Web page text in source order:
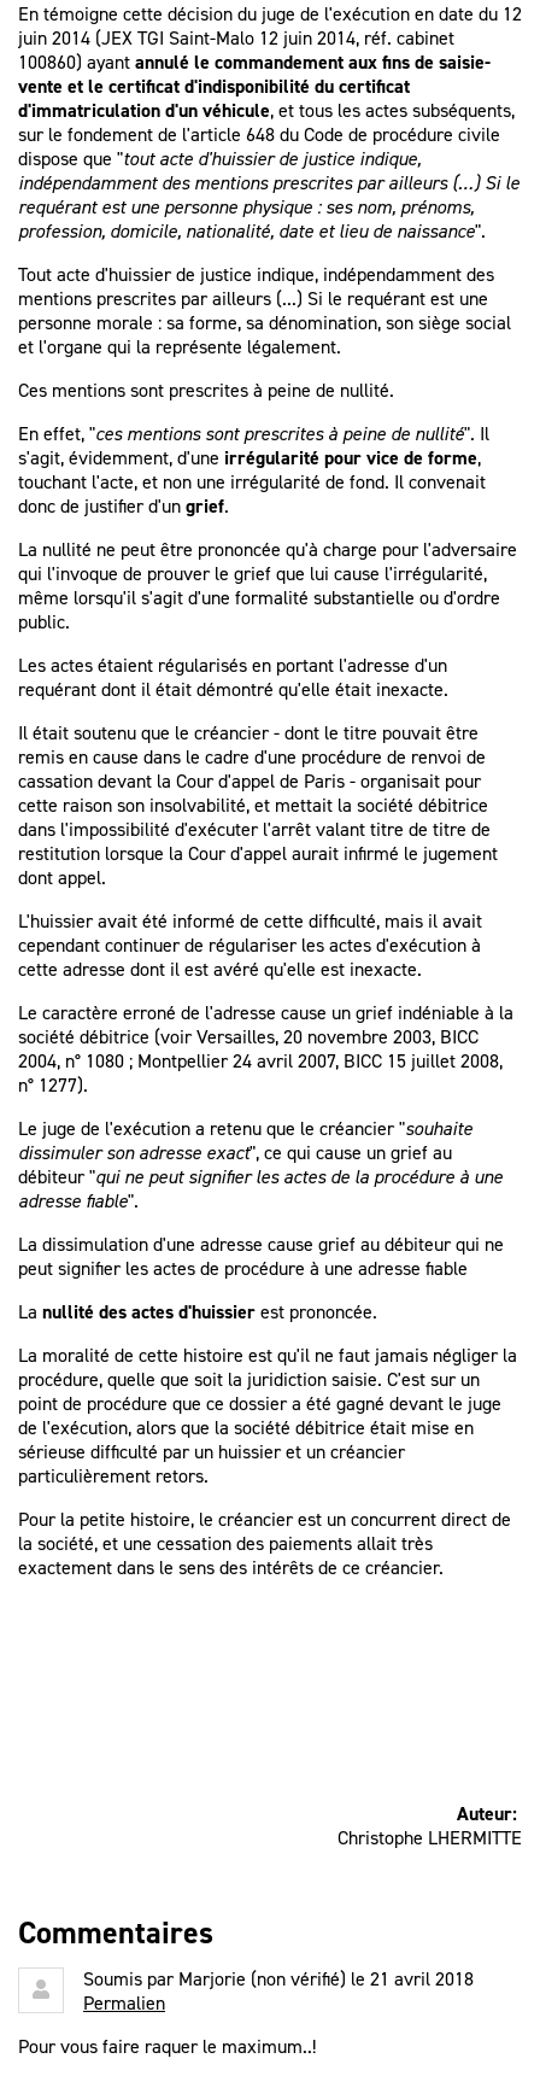
En témoigne cette décision du juge de l'exécution en date du 12
juin 2014 (JEX TGI Saint-Malo 12 juin 2014, réf. cabinet
100860) ayantannulé le commandement aux fins de saisie-
vente et le certificat d'indisponibilité du certificat
d'immatriculation d'un véhicule, et tous les actes subséquents,
sur le fondement de l'article 648 du Code de procédure civile
dispose que "tout acte d'huissier de justice indique,
indépendamment des mentions prescrites par ailleurs (…) Si le
requérant est une personne physique : ses nom, prénoms,
profession, domicile, nationalité, date et lieu de naissance".
Tout acte d'huissier de justice indique, indépendamment des
mentions prescrites par ailleurs (...) Si le requérant est une
personne morale : sa forme, sa dénomination, son siège social
et l'organe qui la représente légalement.
Ces mentions sont prescrites à peine de nullité.
En effet, "ces mentions sont prescrites à peine de nullité". Il
s'agit, évidemment, d'une irrégularité pour vice de forme,
touchant l'acte, et non une irrégularité de fond. Il convenait
donc de justifier d'ungrief.
La nullité ne peut être prononcée qu'à charge pour l'adversaire
qui l'invoque de prouver le grief que lui cause l'irrégularité,
même lorsqu'il s'agit d'une formalité substantielle ou d'ordre
public.
Les actes étaient régularisés en portant l'adresse d'un
requérant dont il était démontré qu'elle était inexacte.
Il était soutenu que le créancier - dont le titre pouvait être
remis en cause dans le cadre d'une procédure de renvoi de
cassation devant la Cour d'appel de Paris - organisait pour
cette raison son insolvabilité, et mettait la société débitrice
dans l'impossibilité d'exécuter l'arrêt valant titre de titre de
restitution lorsque la Cour d'appel aurait infirmé le jugement
dont appel.
L'huissier avait été informé de cette difficulté, mais il avait
cependant continuer de régulariser les actes d'exécution à
cette adresse dont il est avéré qu'elle est inexacte.
Le caractère erroné de l'adresse cause un grief indéniable à la
société débitrice (voir Versailles, 20 novembre 2003, BICC
2004, n° 1080 ; Montpellier 24 avril 2007, BICC 15 juillet 2008,
n° 1277).
Le juge de l'exécution a retenu que le créancier "souhaite
dissimuler son adresse exact", ce qui cause un grief au
débiteur "qui ne peut signifier les actes de la procédure à une
adresse fiable".
La dissimulation d'une adresse cause grief au débiteur qui ne
peut signifier les actes de procédure à une adresse fiable
La nullité des actes d'huissierest prononcée.
La moralité de cette histoire est qu'il ne faut jamais négliger la
procédure, quelle que soit la juridiction saisie. C'est sur un
point de procédure que ce dossier a été gagné devant le juge
de l'exécution, alors que la société débitrice était mise en
sérieuse difficulté par un huissier et un créancier
particulièrement retors.
Pour la petite histoire, le créancier est un concurrent direct de
la société, et une cessation des paiements allait très
exactement dans le sens des intérêts de ce créancier.
Auteur:
Christophe LHERMITTE
Commentaires
Soumis parMarjorie (non vérifié) le 21 avril 2018
Permalien
Pour vous faire raquer le maximum..!